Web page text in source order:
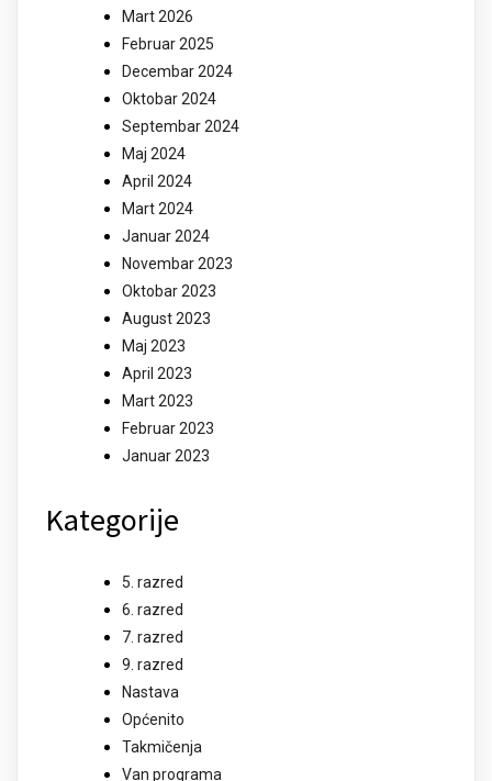
Mart 2026
Februar 2025
Decembar 2024
Oktobar 2024
Septembar 2024
Maj 2024
April 2024
Mart 2024
Januar 2024
Novembar 2023
Oktobar 2023
August 2023
Maj 2023
April 2023
Mart 2023
Februar 2023
Januar 2023
Kategorije
5. razred
6. razred
7. razred
9. razred
Nastava
Općenito
Takmičenja
Van programa